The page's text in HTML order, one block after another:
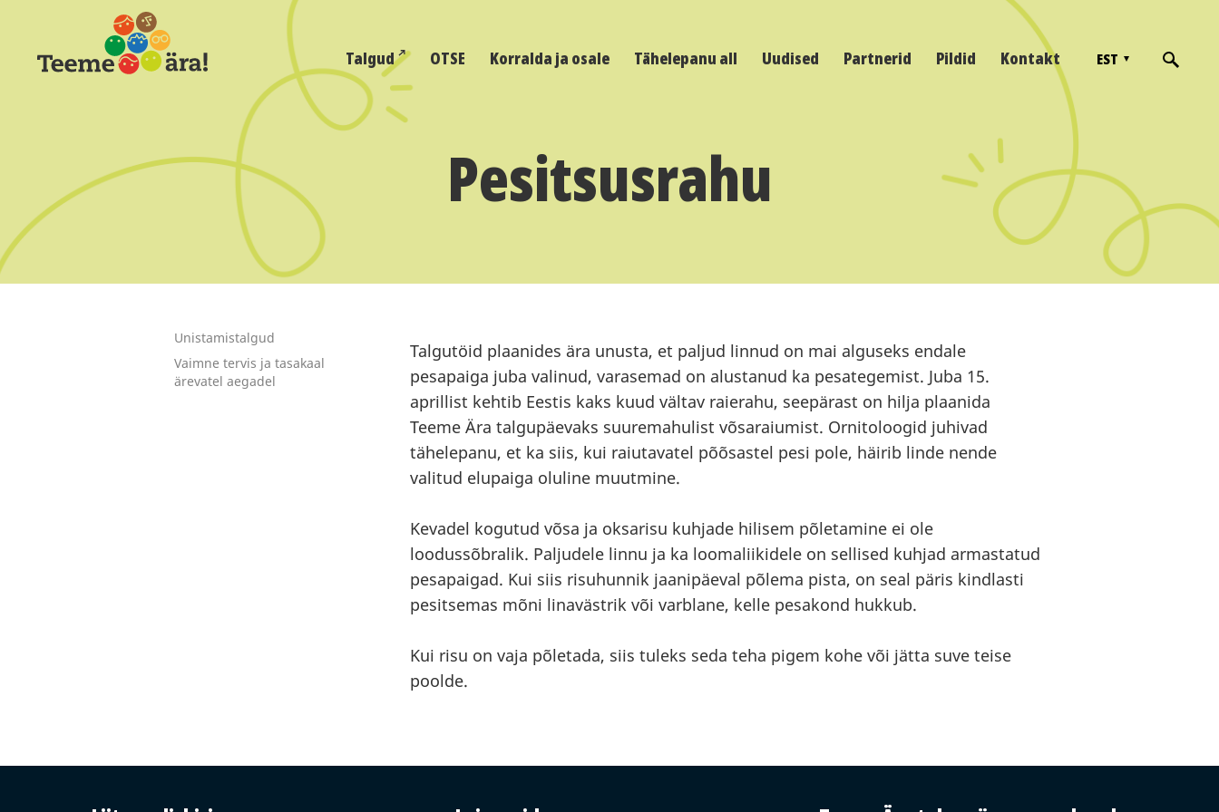
Talgud OTSE Korralda ja osale Tähelepanu all Uudised Partnerid Pildid Kontakt EST
Pesitsusrahu
Unistamistalgud
Vaimne tervis ja tasakaal
ärevatel aegadel
Talgutöid plaanides ära unusta, et paljud linnud on mai alguseks endale
pesapaiga juba valinud, varasemad on alustanud ka pesategemist. Juba 15.
aprillist kehtib Eestis kaks kuud vältav raierahu, seepärast on hilja plaanida
Teeme Ära talgupäevaks suuremahulist võsaraiumist. Ornitoloogid juhivad
tähelepanu, et ka siis, kui raiutavatel põõsastel pesi pole, häirib linde nende
valitud elupaiga oluline muutmine.
Kevadel kogutud võsa ja oksarisu kuhjade hilisem põletamine ei ole
loodussõbralik. Paljudele linnu ja ka loomaliikidele on sellised kuhjad armastatud
pesapaigad. Kui siis risuhunnik jaanipäeval põlema pista, on seal päris kindlasti
pesitsemas mõni linavästrik või varblane, kelle pesakond hukkub.
Kui risu on vaja põletada, siis tuleks seda teha pigem kohe või jätta suve teise
poolde.